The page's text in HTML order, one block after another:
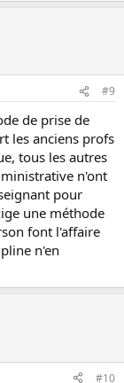
#9
de prise de
les anciens profs
tous les autres
n'ont
pour
une méthode
font l'affaire
n'en
#10